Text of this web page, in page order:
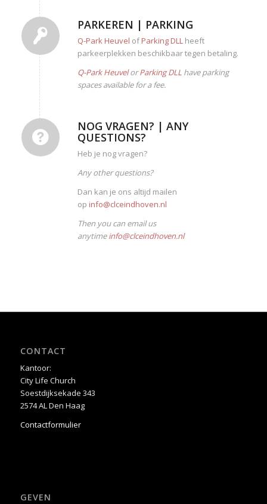
PARKEREN | PARKING
Q-Park Heuvel ofParking DLLheeft
parkeerplekken beschikbaar tegen betaling.
Q-Park HeuvelorParking DLLhave parking
spaces available for a fee.
NOG VRAGEN? | ANY
QUESTIONS?
Heb je nog vragen?
Any other questions?
Dan kan je ons altijd mailen
op info@clceindhoven.nl
Then you can email us
anytimeinfo@clceindhoven.nl
CONTACT
Kantoor:
City Life Church
Soestdijksekade 343
2574 AL Den Haag
Contactformulier
GEVEN